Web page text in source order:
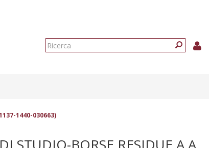
Form
1440-030663)